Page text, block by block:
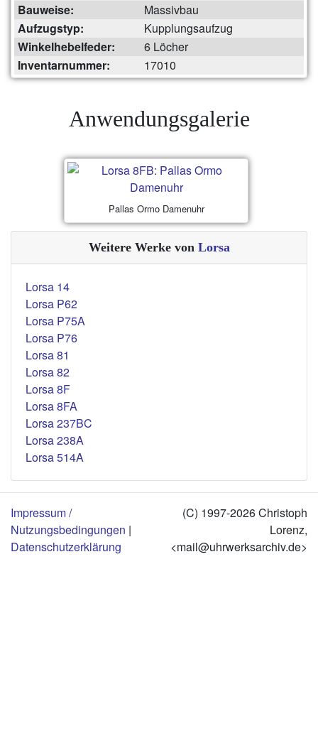
Bauweise:
Massivbau
Aufzugstyp:
Kupplungsaufzug
Winkelhebelfeder:
6 Löcher
Inventarnummer:
17010
Anwendungsgalerie
Pallas Ormo Damenuhr
Weitere Werke von Lorsa
Lorsa 14
Lorsa P62
Lorsa P75A
Lorsa P76
Lorsa 81
Lorsa 82
Lorsa 8F
Lorsa 8FA
Lorsa 237BC
Lorsa 238A
Lorsa 514A
Impressum /
Nutzungsbedingungen |
Datenschutzerklärung
(C) 1997-2026 Christoph
Lorenz,
<mail@uhrwerksarchiv.de>